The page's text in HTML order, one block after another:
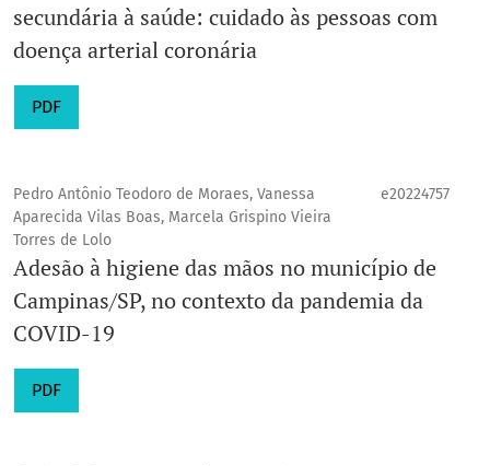
secundária à saúde: cuidado às pessoas com
doença arterial coronária
PDF
Pedro Antônio Teodoro de Moraes, Vanessa
Aparecida Vilas Boas, Marcela Grispino Vieira
Torres de Lolo
e20224757
Adesão à higiene das mãos no município de
Campinas/SP, no contexto da pandemia da
COVID-19
PDF